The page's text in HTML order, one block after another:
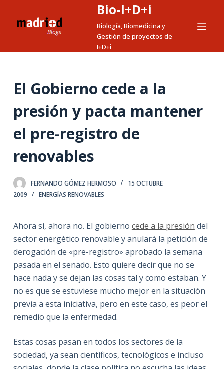
t
n
n
Bio-I+D+i
Biología, Biomedicina y
Gestión de proyectos de
I+D+i
El Gobierno cede a la
presión y pacta mantener
el pre-registro de
renovables
FERNANDO GÓMEZ HERMOSO
15 OCTUBRE
2009
ENERGÍAS RENOVABLES
Ahora sí, ahora no. El gobierno cede a la presión del
sector energético renovable y anulará la petición de
derogación de «pre-registro» aprobado la semana
pasada en el senado. Esto quiere decir que no se
hace nada y se dejan las cosas tal y como estaban. Y
no es que se estuviese mucho mejor en la situación
previa a esta iniciativa, pero en este caso, es peor el
remedio que la enfermedad.
Estas cosas pasan en todos los sectores de la
sociedad, ya sean científicos, tecnológicos e incluso